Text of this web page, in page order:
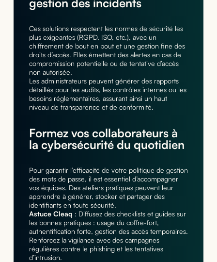
Ces solutions respectent les normes de sécurité les
plus exigeantes (RGPD, ISO, etc.), avec un
chiffrement de bout en bout et une gestion fine des
droits d’accès. Elles émettent des alertes en cas de
compromission potentielle ou de tentative d’accès
non autorisée.
Les administrateurs peuvent générer des rapports
détaillés pour les audits, les contrôles internes ou les
besoins réglementaires, assurant ainsi un haut
niveau de transparence et de conformité.
Formez vos collaborateurs à
la cybersécurité du quotidien
Pour garantir l’efficacité de votre politique de gestion
des mots de passe, il est essentiel d’accompagner
vos équipes. Des ateliers pratiques peuvent leur
apprendre à générer, stocker et partager des
identifiants en toute sécurité.
Astuce Cleaq : Diffusez des checklists et guides sur
les bonnes pratiques : usage du coffre-fort,
authentification forte, gestion des accès temporaires.
Renforcez la vigilance avec des campagnes
régulières contre le phishing et les tentatives
d’intrusion.